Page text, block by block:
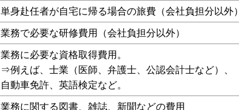
単身赴任者が自宅に帰る場合の旅費（会社負担分以外）
業務で必要な研修費用（会社負担分以外）
業務に必要な資格取得費用。
⇒例えば、士業（医師、弁護士、公認会計士など）、
自動車免許、英語検定など。
業務に関する図書、雑誌、新聞などの費用